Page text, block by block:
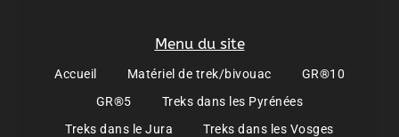
Menu du site
Accueil Matériel de trek/bivouac
GR®10
GR®5
Treks dans les Pyrénées
Treks dans le Jura
Treks dans les Vosges